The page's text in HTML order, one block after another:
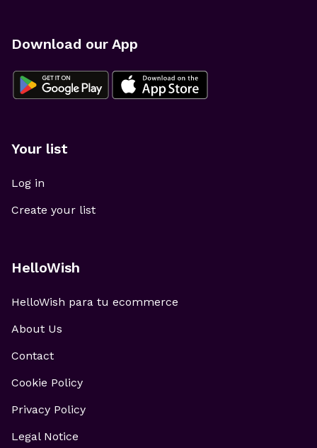
Download our App
Your list
Log in
Create your list
HelloWish
HelloWish para tu ecommerce
About Us
Contact
Cookie Policy
Privacy Policy
Legal Notice